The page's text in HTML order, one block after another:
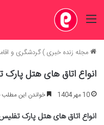
منو
مجله زنده خبری)گردشگری و
انواع اتاق های هتل
10 مهر 1404 خواندن این مطلب 16 دقیقه زمان میبرد
انواع اتاق های هتل پارک